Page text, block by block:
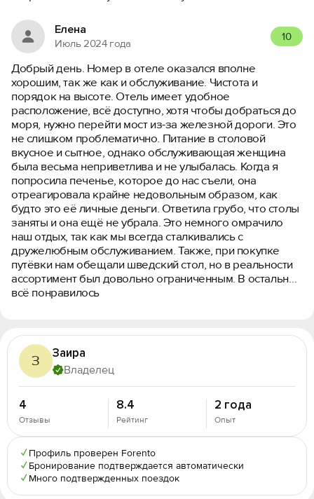
Елена
Июль 2024 года
10
Добрый день. Номер в отеле оказался вполне
хорошим, так же как и обслуживание. Чистота и
порядок на высоте. Отель имеет удобное
расположение, всё доступно, хотя чтобы добраться до
моря, нужно перейти мост из-за железной дороги. Это
не слишком проблематично. Питание в столовой
вкусное и сытное, однако обслуживающая женщина
была весьма неприветлива и не улыбалась. Когда я
попросила печенье, которое до нас съели, она
отреагировала крайне недовольным образом, как
будто это её личные деньги. Ответила грубо, что столы
заняты и она ещё не убрала. Это немного омрачило
наш отдых, так как мы всегда сталкивались с
дружелюбным обслуживанием. Также, при покупке
путёвки нам обещали шведский стол, но в реальности
ассортимент был довольно ограниченным. В остальном
всё понравилось
З Заира
Владелец
4
Отзывы
8.4
Рейтинг
2 года
Опыт
✓ Профиль проверен Forento
✓ Бронирование подтверждается автоматически
✓ Много подтвержденных поездок